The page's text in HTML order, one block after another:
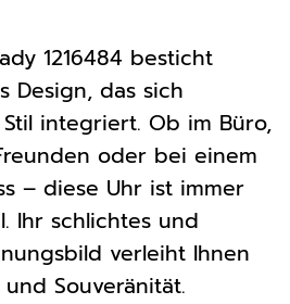
1216484 besticht
Design, das sich
integriert. Ob im Büro,
oder bei einem
– diese Uhr ist immer
Ihr schlichtes und
verleiht Ihnen
Souveränität.